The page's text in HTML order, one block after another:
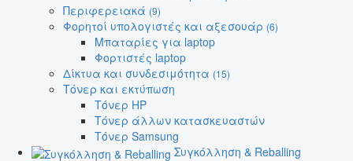
Περιφερειακά (9)
Φορητοί υπολογιστές και αξεσουάρ (6)
Μπαταρίες για laptop
Φορτιστές laptop
Δίκτυα και συνδεσιμότητα (15)
Τόνερ και εκτύπωση
Τόνερ HP
Τόνερ άλλων κατασκευαστών
Τόνερ Samsung
Συγκόλληση & Reballing